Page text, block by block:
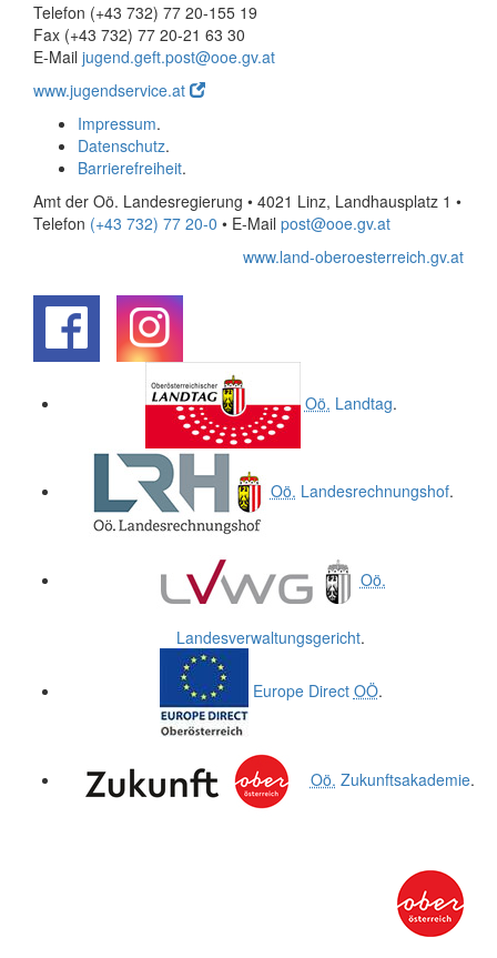
Telefon (+43 732) 77 20-155 19
Fax (+43 732) 77 20-21 63 30
E-Mail jugend.geft.post@ooe.gv.at
www.jugendservice.at
Impressum.
Datenschutz.
Barrierefreiheit.
Amt der Oö. Landesregierung • 4021 Linz, Landhausplatz 1 •
Telefon (+43 732) 77 20-0 • E-Mail post@ooe.gv.at
www.land-oberoesterreich.gv.at
Oö. Landtag.
Oö. Landesrechnungshof.
Oö.
Landesverwaltungsgericht.
Europe Direct OÖ.
Oö. Zukunftsakademie.